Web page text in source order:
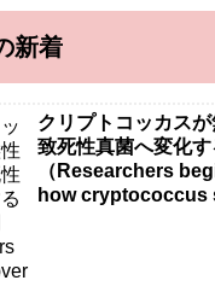
新着
クリプトコッカス
致死性真菌へ変化
（Researchers
how cryptococcus